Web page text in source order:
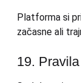
Platforma si
začasne ali
19.